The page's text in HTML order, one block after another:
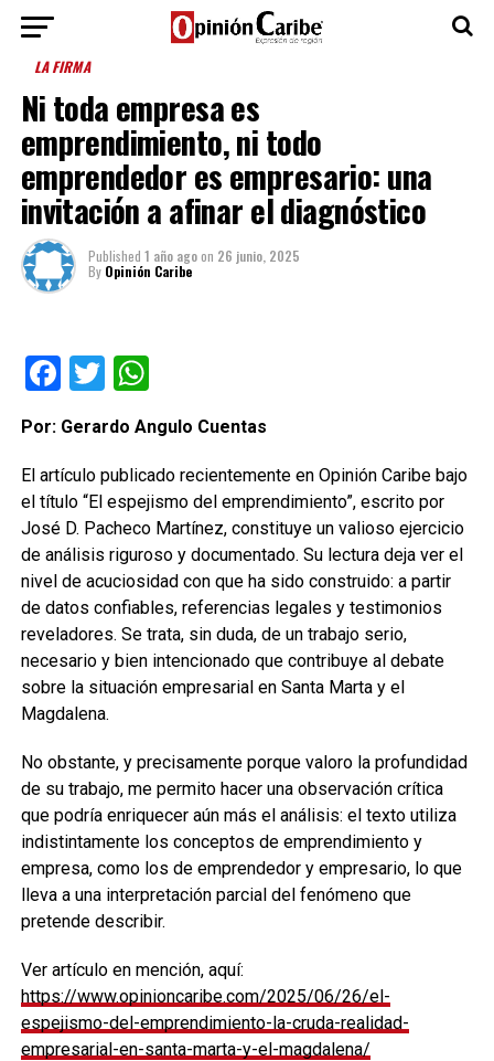
LA FIRMA
Ni toda empresa es
emprendimiento, ni todo
emprendedor es empresario: una
invitación a afinar el diagnóstico
Published 1 año agoon 26 junio, 2025
By Opinión Caribe
Facebook
TwitterWhatsApp
Por: Gerardo Angulo Cuentas
El artículo publicado recientemente en Opinión Caribe bajo
el título “El espejismo del emprendimiento”, escrito por
José D. Pacheco Martínez, constituye un valioso ejercicio
de análisis riguroso y documentado. Su lectura deja ver el
nivel de acuciosidad con que ha sido construido: a partir
de datos confiables, referencias legales y testimonios
reveladores. Se trata, sin duda, de un trabajo serio,
necesario y bien intencionado que contribuye al debate
sobre la situación empresarial en Santa Marta y el
Magdalena.
No obstante, y precisamente porque valoro la profundidad
de su trabajo, me permito hacer una observación crítica
que podría enriquecer aún más el análisis: el texto utiliza
indistintamente los conceptos de emprendimiento y
empresa, como los de emprendedor y empresario, lo que
lleva a una interpretación parcial del fenómeno que
pretende describir.
Ver artículo en mención, aquí:
https://www.opinioncaribe.com/2025/06/26/el-
espejismo-del-emprendimiento-la-cruda-realidad-
empresarial-en-santa-marta-y-el-magdalena/